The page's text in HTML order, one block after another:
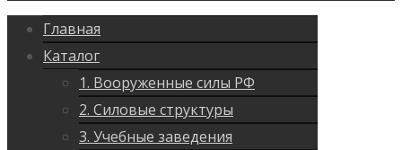
Главная
Каталог
1. Вооруженные силы РФ
2. Силовые структуры
3. Учебные заведения